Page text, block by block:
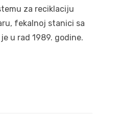
za reciklaciju
fekalnoj stanici sa
u rad 1989. godine.